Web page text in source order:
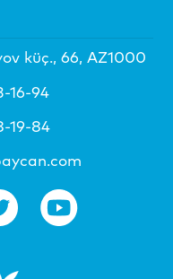
küç., 66, AZ1000
16-94
19-84